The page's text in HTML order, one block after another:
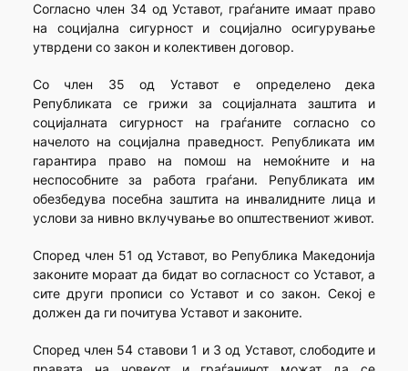
Согласно член 34 од Уставот, граѓаните имаат право
на социјална сигурност и социјално осигурување
утврдени со закон и колективен договор.
Со член 35 од Уставот е определено дека
Републиката се грижи за социјалната заштита и
социјалната сигурност на граѓаните согласно со
начелото на социјална праведност. Републиката им
гарантира право на помош на немоќните и на
неспособните за работа граѓани. Републиката им
обезбедува посебна заштита на инвалидните лица и
услови за нивно вклучување во општествениот живот.
Според член 51 од Уставот, во Република Македонија
законите мораат да бидат во согласност со Уставот, а
сите други прописи со Уставот и со закон. Секој е
должен да ги почитува Уставот и законите.
Според член 54 ставови 1 и 3 од Уставот, слободите и